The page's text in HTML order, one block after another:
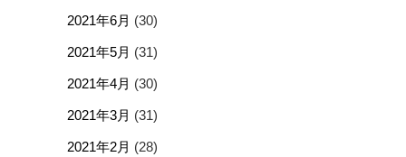
2021年6月 (30)
2021年5月 (31)
2021年4月 (30)
2021年3月 (31)
2021年2月 (28)